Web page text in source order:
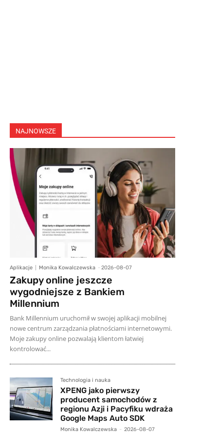
NAJNOWSZE
Aplikacje Monika Kowalczewska - 2026-08-07
Zakupy online jeszcze
wygodniejsze z Bankiem
Millennium
Bank Millennium uruchomił w swojej aplikacji mobilnej
nowe centrum zarządzania płatnościami internetowymi.
Moje zakupy online pozwalają klientom łatwiej
kontrolować...
Technologia i nauka
XPENG jako pierwszy
producent samochodów z
regionu Azji i Pacyfiku wdraża
Google Maps Auto SDK
Monika Kowalczewska - 2026-08-07